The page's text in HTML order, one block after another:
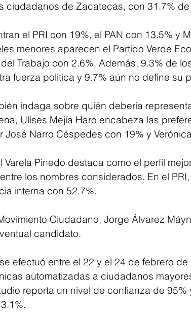
ciudadanos de Zacatecas, con 31.7%
el PRI con 19%, el PAN con 13.5% y
menores aparecen el Partido Verde
Trabajo con 2.6%. Además, 9.3% de
fuerza política y 9.7% aún no define su
indaga sobre quién debería
Ulises Mejía Haro encabeza las
José Narro Céspedes con 19% y
Varela Pinedo destaca como el perfil
los nombres considerados. En el
interna con 52.7%.
Ciudadano, Jorge Álvarez
candidato.
efectuó entre el 22 y el 24 de febrero
automatizadas a ciudadanos
reporta un nivel de confianza de 95%